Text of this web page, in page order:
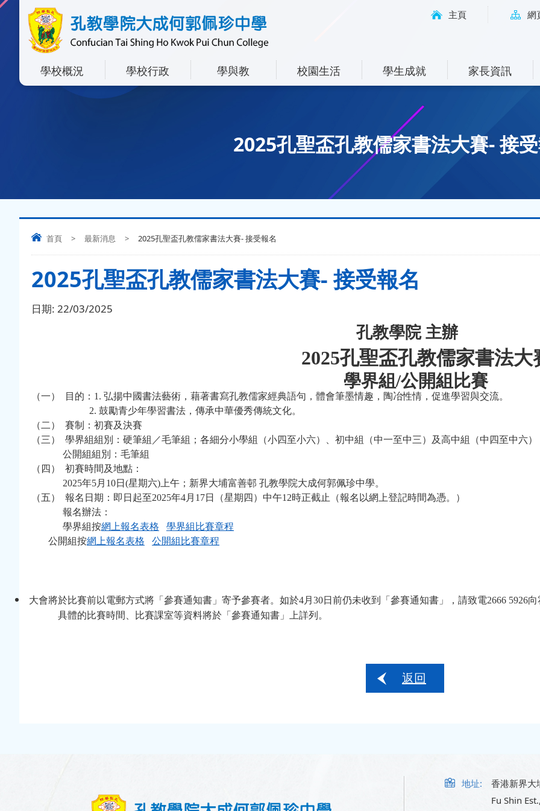
主頁 網
學校概況 學校行政 學與教 校園生活 學生成就 家長資訊
2025孔聖盃孔教儒家書法大賽- 接
首頁 > 最新消息 > 2025孔聖盃孔教儒家書法大賽- 接受報名
2025孔聖盃孔教儒家書法大賽- 接受報名
日期: 22/03/2025
孔教學院 主辦
2025孔聖盃孔教儒家書法大
學界組/公開組比賽
（一） 目的： 1. 弘揚中國書法藝術，藉著書寫孔教儒家經典語句，體會筆墨情趣，陶冶性情，促進學習與交流。
2. 鼓勵青少年學習書法，傳承中華優秀傳統文化。
（二）
賽制：初賽及決賽
（三）
學界組組別：硬筆組／毛筆組；各細分小學組（小四至小六）、初中組（中一至中三）及高中組（中四至中六）
公開組組別：毛筆組
（四）
初賽時間及地點：
2025年5月 10日 (星期六) 上午；新界大埔富善邨 孔教學院大成何郭佩珍中學。
（五）
報名日期：即日起至2025年4月 17日（星期四）中午12時正截止（報名以網上登記時間為憑。）
報名辦法：
學界組按網上報名表格
學界組比賽章程
公開組按網上報名表格 公開組比賽章程
大會將於比賽前以電郵方式將「參賽通知書」寄予參賽者。如於4月 30日前仍未收到「參賽通知書」，請致電2666 5926向
具體的比賽時間、比賽課室等資料將於「參賽通知書」上詳列。
返回
地址:
香港新界大
Fu Shin